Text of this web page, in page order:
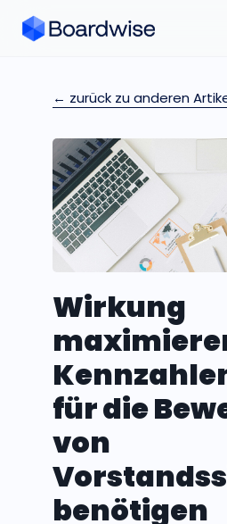
← zurück zu anderen
Wirkung
für die
von
benötigen